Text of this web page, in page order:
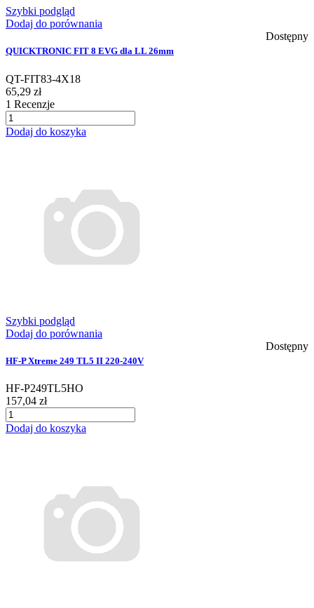
Szybki podgląd
Dodaj do porównania
Dostępny
QUICKTRONIC FIT 8 EVG dla LL 26mm
QT-FIT83-4X18
65,29 zł
1 Recenzje
Dodaj do koszyka
Szybki podgląd
Dodaj do porównania
Dostępny
HF-P Xtreme 249 TL5 II 220-240V
HF-P249TL5HO
157,04 zł
Dodaj do koszyka